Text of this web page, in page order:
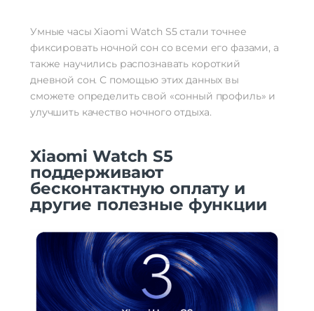
Умные часы Xiaomi Watch S5 стали точнее
фиксировать ночной сон со всеми его фазами, а
также научились распознавать короткий
дневной сон. С помощью этих данных вы
сможете определить свой «сонный профиль» и
улучшить качество ночного отдыха.
Xiaomi Watch S5
поддерживают
бесконтактную оплату и
другие полезные функции